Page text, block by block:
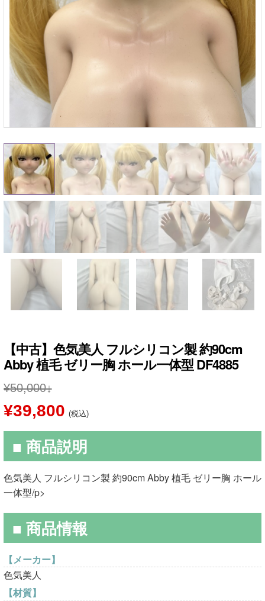
【中古】色気美人 フルシリコン製 約90cm
Abby 植毛 ゼリー胸 ホール一体型 DF4885
¥50,000
元
の
価
格
は
¥50,000
で
し
た。
¥39,800現
在
の
価
は
¥39,800
(税込)
■ 商品説明
色気美人 フルシリコン製 約90cm Abby 植毛 ゼリー胸 ホール
一体型/p>
■ 商品情報
【メーカー】
色気美人
【材質】